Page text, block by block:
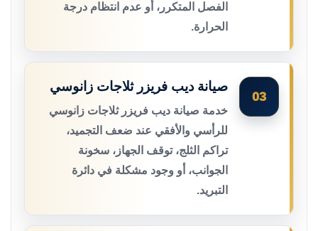
الفصل المتكرر، أو عدم انتظام درجة
الحرارة.
03
صيانة ديب فريزر ثلاجات زانوسي
خدمة صيانة ديب فريزر ثلاجات زانوسي
للرأسي والأفقي عند ضعف التجميد،
تراكم الثلج، توقف الجهاز، سخونة
الجوانب، أو وجود مشكلة في دائرة
التبريد.